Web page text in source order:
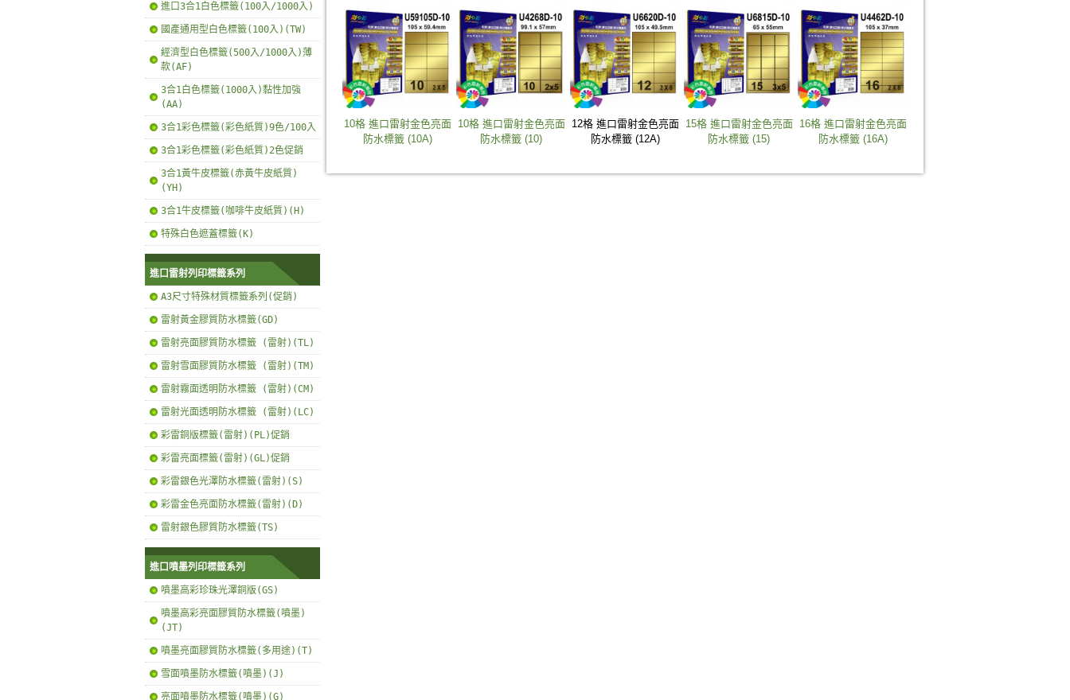
進口3合1白色標籤(100入/1000入)
國產通用型白色標籤(100入)(TW)
經濟型白色標籤(500入/1000入)薄
款(AF)
3合1白色標籤(1000入)黏性加強
(AA)
3合1彩色標籤(彩色紙質)9色/100入
3合1彩色標籤(彩色紙質)2色促銷
3合1黃牛皮標籤(赤黃牛皮紙質)
(YH)
3合1牛皮標籤(咖啡牛皮紙質)(H)
特殊白色遮蓋標籤(K)
進口雷射列印標籤系列
A3尺寸特殊材質標籤系列(促銷)
雷射黃金膠質防水標籤(GD)
雷射亮面膠質防水標籤 (雷射)(TL)
雷射雪面膠質防水標籤 (雷射)(TM)
雷射霧面透明防水標籤 (雷射)(CM)
雷射光面透明防水標籤 (雷射)(LC)
彩雷銅版標籤(雷射)(PL)促銷
彩雷亮面標籤(雷射)(GL)促銷
彩雷銀色光澤防水標籤(雷射)(S)
彩雷金色亮面防水標籤(雷射)(D)
雷射銀色膠質防水標籤(TS)
進口噴墨列印標籤系列
噴墨高彩珍珠光澤銅版(GS)
噴墨高彩亮面膠質防水標籤(噴墨)
(JT)
噴墨亮面膠質防水標籤(多用途)(T)
雪面噴墨防水標籤(噴墨)(J)
亮面噴墨防水標籤(噴墨)(G)
10格 進口雷射金色亮面
防水標籤 (10A)
10格 進口雷射金色亮面
防水標籤 (10)
12格 進口雷射金色亮面
防水標籤 (12A)
15格 進口雷射金色亮面
防水標籤 (15)
16格 進口雷射金色亮面
防水標籤 (16A)